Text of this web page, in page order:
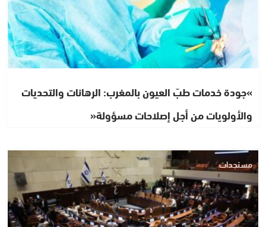
»جودة خدمات طبّ العيون بالمغرب: الرهانات والتحديات
والأولويات من أجل إصلاحات مسؤولة«
مستجدات